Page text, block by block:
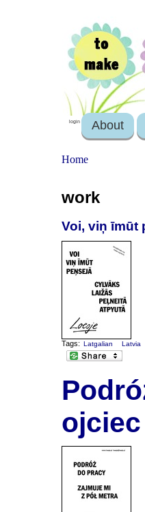
login About
Home
work
Voi, viņ īmūt
Tags: Latgalian Latvia